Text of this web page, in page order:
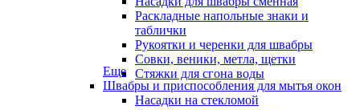
Раскладные напольные знаки и
таблички
Рукоятки и черенки для швабры
Совки, веники, метла, щетки
Стяжки для сгона воды
Еще
Швабры и приспособления для мытья окон
Насадки на стекломой